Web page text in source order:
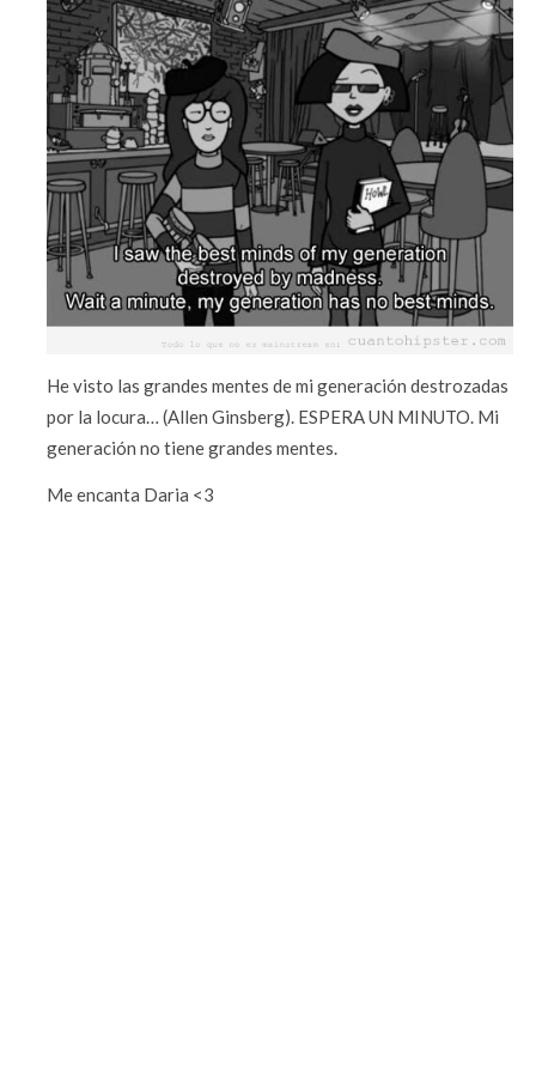
He visto las grandes mentes de mi generación destrozadas
por la locura… (Allen Ginsberg). ESPERA UN MINUTO. Mi
generación no tiene grandes mentes.
Me encanta Daria <3